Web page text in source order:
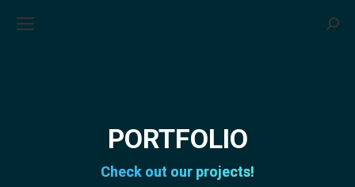
PORTFOLIO
Check out our projects!